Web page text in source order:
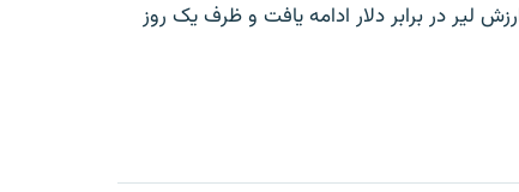
لیر در برابر دلار ادامه یافت و ظرف یک روز